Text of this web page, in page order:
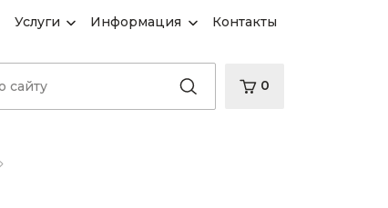
Услуги Информация Контакты
0